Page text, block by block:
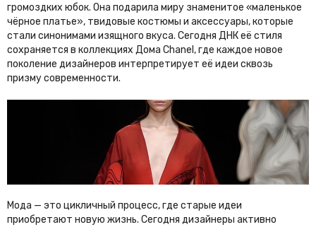
громоздких юбок. Она подарила миру знаменитое «маленькое
чёрное платье», твидовые костюмы и аксессуары, которые
стали синонимами изящного вкуса. Сегодня ДНК её стиля
сохраняется в коллекциях Дома Chanel, где каждое новое
поколение дизайнеров интерпретирует её идеи сквозь
призму современности.
Мода — это цикличный процесс, где старые идеи
приобретают новую жизнь. Сегодня дизайнеры активно